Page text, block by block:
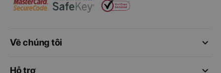
keyboard_arrow_down
Về chúng tôi
keyboard_arrow_down
Hỗ trợ